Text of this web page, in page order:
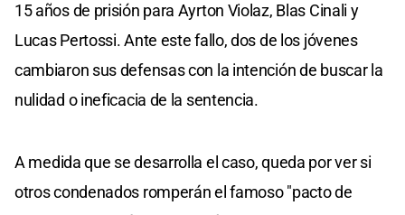
15 años de prisión para Ayrton Violaz, Blas Cinali y
Lucas Pertossi. Ante este fallo, dos de los jóvenes
cambiaron sus defensas con la intención de buscar la
nulidad o ineficacia de la sentencia.
A medida que se desarrolla el caso, queda por ver si
otros condenados romperán el famoso "pacto de